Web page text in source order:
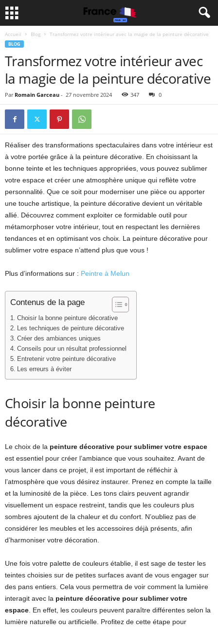
Accueil Blog Transformez votre intérieur avec la magie de la peinture décorative
BLOG
Transformez votre intérieur avec
la magie de la peinture décorative
Par Romain Garceau - 27 novembre 2024 347 0
Réaliser des transformations spectaculaires dans votre intérieur est
à votre portée grâce à la peinture décorative. En choisissant la
bonne teinte et les techniques appropriées, vous pouvez sublimer
votre espace et créer une atmosphère unique qui reflète votre
personnalité. Que ce soit pour moderniser une pièce ou apporter
une touche artistique, la peinture décorative devient un véritable
allié. Découvrez comment exploiter ce formidable outil pour
métamorphoser votre intérieur, tout en respectant les dernières
tendances et en optimisant vos choix. La peinture décorative pour
sublimer votre espace n’attend plus que vous !
Plus d’informations sur : Peintre à Melun
Contenus de la page
Choisir la bonne peinture décorative
Les techniques de peinture décorative
Créer des ambiances uniques
Conseils pour un résultat professionnel
Entretenir votre peinture décorative
Les erreurs à éviter
Choisir la bonne peinture
décorative
Le choix de la peinture décorative pour sublimer votre espace
est essentiel pour créer l’ambiance que vous souhaitez. Avant de
vous lancer dans ce projet, il est important de réfléchir à
l’atmosphère que vous désirez instaurer. Prenez en compte la taille
et la luminosité de la pièce. Les tons clairs peuvent agrandir
visuellement un espace restreint, tandis que les couleurs plus
sombres ajoutent de la chaleur et du confort. N’oubliez pas de
considérer les meubles et les accessoires déjà présents, afin
d’harmoniser votre décoration.
Une fois votre palette de couleurs établie, il est sage de tester les
teintes choisies sur de petites surfaces avant de vous engager sur
des pans entiers. Cela vous permettra de voir comment la lumière
interagit avec la peinture décorative pour sublimer votre
espace . En effet, les couleurs peuvent paraître différentes selon la
lumière naturelle ou artificielle. Profitez de cette étape pour